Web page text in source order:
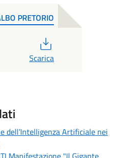
PRETORIO
Scarica
dell’Intelligenza Artificiale nei